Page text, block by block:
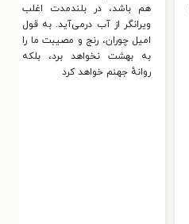
هم باشد، در بلندمدت اغلب
ویرانگر از آب درمی‌آید. به قول
امیل چوران، رنج و مصیبت ما را
به بهشت نخواهد برد، بلکه
روانهٔ جهنم خواهد کرد